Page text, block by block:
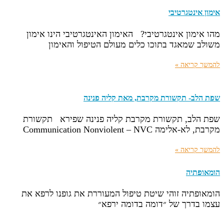
אימון אינטגרטיבי
מהו אימון אינטגרטיבי? האימון האינטגרטיבי הינו אימון
משולב שמאגד בתוכו כלים מעולם הטיפול והאימון
להמשך קריאה »
שפת הלב- תקשורת מקרבת, מאת קליה פנינה
שפת הלב, תקשורת מקרבת קליה פנינה שפירא תקשורת
מקרבת, לא-אלימה Communication Nonviolent – NVC
להמשך קריאה »
הומאופתיה
הומאופתיה זוהי שיטת טיפול המעוררת את גופנו לרפא את
עצמו בדרך של ״דומה בדומה ירפא״